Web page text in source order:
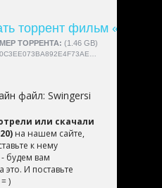
торрент фильм
ТОРРЕНТА: (1.46 GB)
4189
файл: Swingersi
или скачали
на нашем сайте,
к нему
будем вам
это. И поставьте
)